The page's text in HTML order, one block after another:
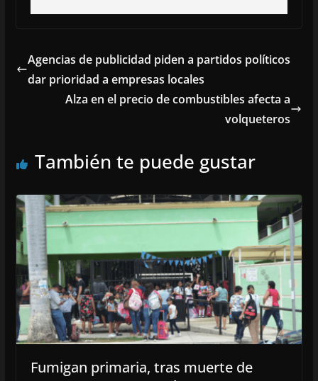
Agencias de publicidad piden a partidos políticos
dar prioridad a empresas locales
Alza en el precio de combustibles afecta a
volqueteros
También te puede gustar
Fumigan primaria, tras muerte de